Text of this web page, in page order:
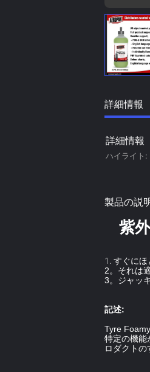
詳細情報
詳細情報
ハイライト:
製品の説
紫
1. すぐにほ
2。それは
3。ジャッ
記述:
Tyre
特定の機能
ロダクトの